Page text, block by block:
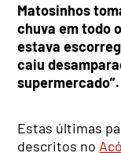
Matosinhos
chuva em todo
estava
caiu
supermercado”.
Estas últimas
descritos no